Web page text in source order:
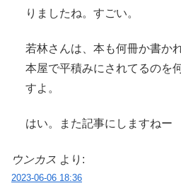
りましたね。すごい。
若林さんは、本も何冊か書か
本屋で平積みにされてるのを
すよ。
はい。また記事にしますねー
ウンカス より:
2023-06-06 18:36